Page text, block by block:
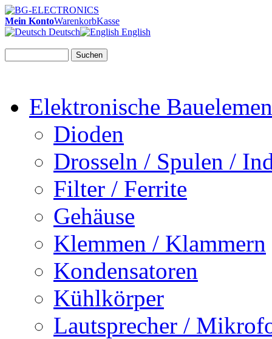
Mein KontoWarenkorbKasse
Deutsch
English
Suchen
Elektronische
Dioden
Drosseln / Spulen /
Filter / Ferrite
Gehäuse
Klemmen / Klammern
Kondensatoren
Kühlkörper
Lautsprecher /